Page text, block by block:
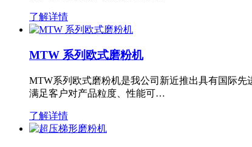
了解详情
MTW 系列欧式磨粉机
MTW系列欧式磨粉机是我公司新近推出具有国际
满足客户对产品粒度、性能可…
了解详情